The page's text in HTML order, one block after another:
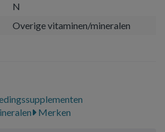
N
Overige vitaminen/mineralen
Merken